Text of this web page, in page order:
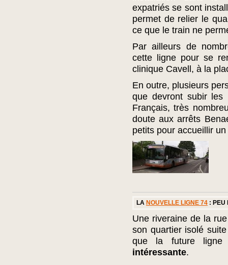
expatriés se sont
permet de relier le
ce que le train ne
Par ailleurs de
cette ligne pour se
clinique Cavell, à la
En outre, plusieurs
que devront subir les
Français, très
doute aux arrêts
petits pour accueillir
LA NOUVELLE LIGNE 74 : PEU
Une riveraine de la
son quartier isolé
que la future
intéressante.